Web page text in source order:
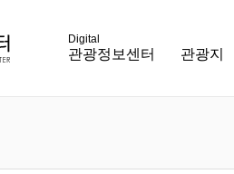
관광정보센터 관광지